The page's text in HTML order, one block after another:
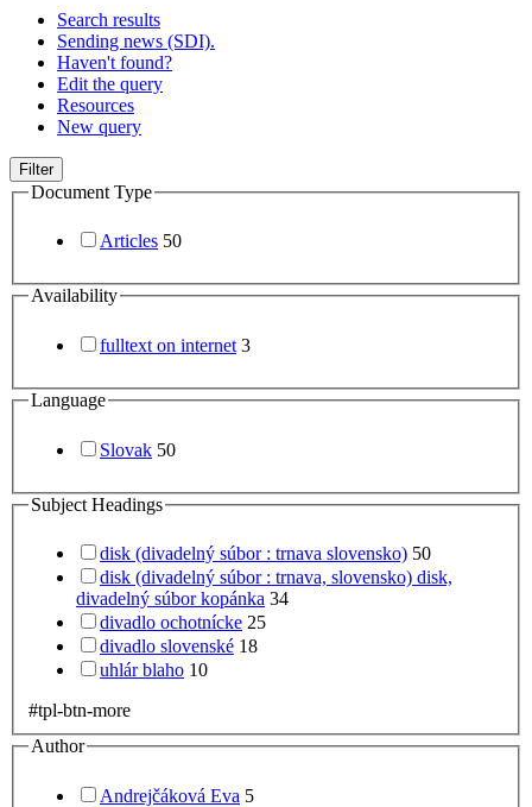
Search results
Sending news (SDI).
Haven't found?
Edit the query
Resources
New query
Filter
Document Type
Articles 50
Availability
fulltext on internet 3
Language
Slovak 50
Subject Headings
disk (divadelný súbor : trnava slovensko) 50
disk (divadelný súbor : trnava, slovensko) disk,
divadelný súbor kopánka 34
divadlo ochotnícke 25
divadlo slovenské 18
uhlár blaho 10
#tpl-btn-more
Author
Andrejčáková Eva 5